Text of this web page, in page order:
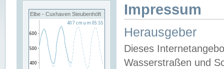
Elbe - Cuxhaven Steubenhöft Impressum
Herausgeber
Dieses
Wasserstraßen und